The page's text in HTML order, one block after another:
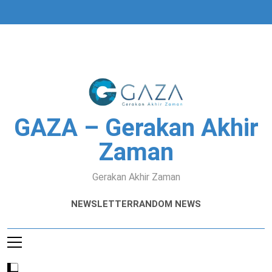
GAZA – Gerakan Akhir
Zaman
Gerakan Akhir Zaman
NEWSLETTERRANDOM NEWS